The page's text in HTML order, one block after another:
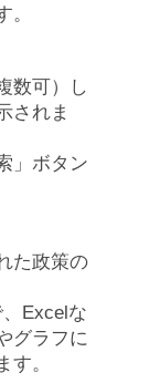
数可）し
されま
」ボタン
た政策の
Excelな
グラフに
す。